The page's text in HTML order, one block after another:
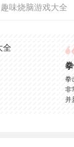
趣味烧脑游戏大全
拳
非
并